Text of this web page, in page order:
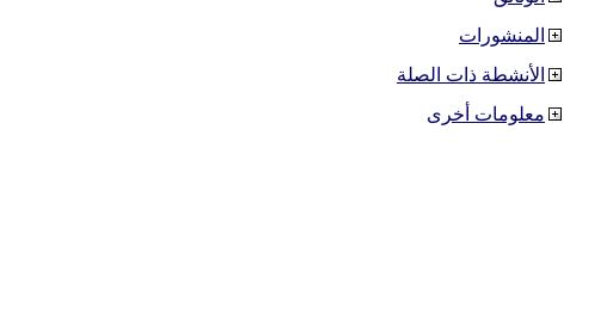
المنشورات
الأنشطة ذات الصلة
معلومات أخرى